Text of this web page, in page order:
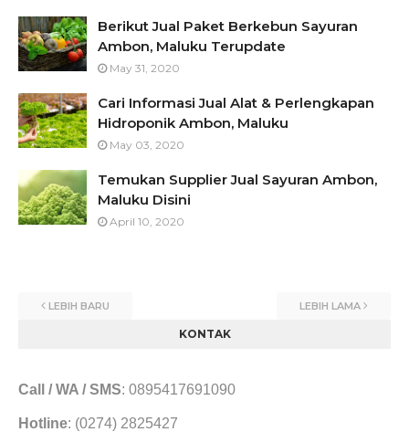
Berikut Jual Paket Berkebun Sayuran
Ambon, Maluku Terupdate
May 31, 2020
Cari Informasi Jual Alat & Perlengkapan
Hidroponik Ambon, Maluku
May 03, 2020
Temukan Supplier Jual Sayuran Ambon,
Maluku Disini
April 10, 2020
LEBIH BARU LEBIH LAMA
KONTAK
Call / WA / SMS: 0895417691090
Hotline: (0274) 2825427